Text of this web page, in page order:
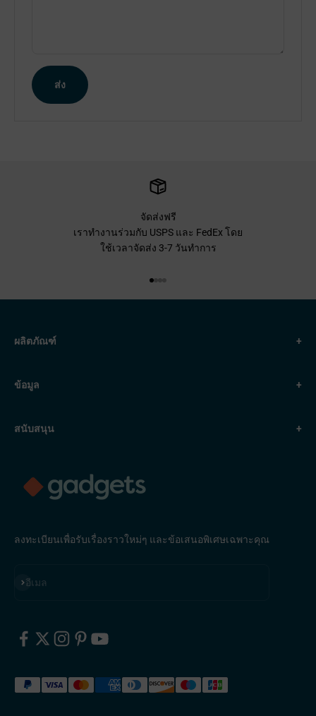
ส่ง
จัดส่งฟรี
เราทำงานร่วมกับ USPS และ FedEx โดย
ใช้เวลาจัดส่ง 3-7 วันทำการ
ผลิตภัณฑ์ +
ข้อมูล +
สนับสนุน +
ลงทะเบียนเพื่อรับเรื่องราวใหม่ๆ และข้อเสนอพิเศษเฉพาะคุณ
อีเมล
สมัครสมาชิก